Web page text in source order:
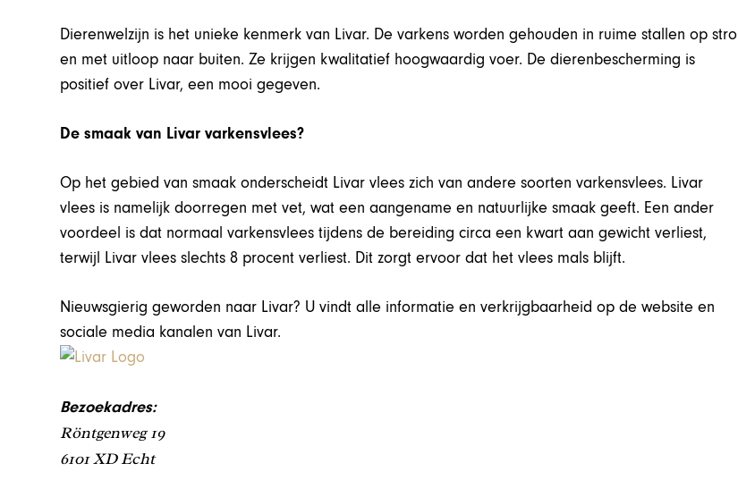
Dierenwelzijn is het unieke kenmerk van Livar. De varkens worden gehouden in ruime stallen op stro
en met uitloop naar buiten. Ze krijgen kwalitatief hoogwaardig voer. De dierenbescherming is
positief over Livar, een mooi gegeven.
De smaak van Livar varkensvlees?
Op het gebied van smaak onderscheidt Livar vlees zich van andere soorten varkensvlees. Livar
vlees is namelijk doorregen met vet, wat een aangename en natuurlijke smaak geeft. Een ander
voordeel is dat normaal varkensvlees tijdens de bereiding circa een kwart aan gewicht verliest,
terwijl Livar vlees slechts 8 procent verliest. Dit zorgt ervoor dat het vlees mals blijft.
Nieuwsgierig geworden naar Livar? U vindt alle informatie en verkrijgbaarheid op de website en
sociale media kanalen van Livar.
Bezoekadres:
Röntgenweg 19
6101 XD Echt